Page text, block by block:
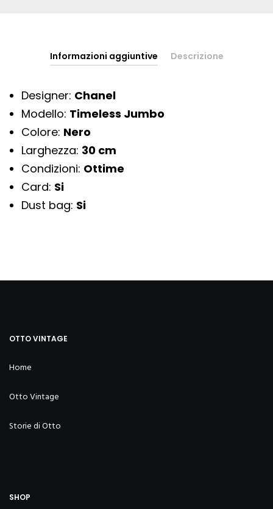
Informazioni aggiuntive Descrizione
Designer: Chanel
Modello: Timeless Jumbo
Colore: Nero
Larghezza: 30 cm
Condizioni: Ottime
Card: Si
Dust bag: Si
OTTO VINTAGE
Home
Otto Vintage
Storie di Otto
SHOP